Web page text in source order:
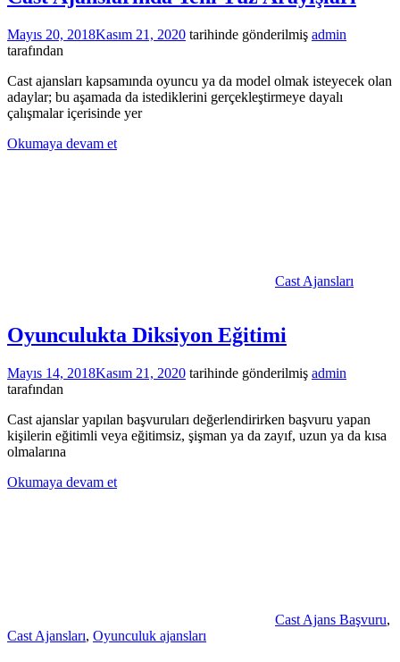
Mayıs 20, 2018Kasım 21, 2020 tarihinde gönderilmiş admin
tarafından
Cast ajansları kapsamında oyuncu ya da model olmak isteyecek olan
adaylar; bu aşamada da istediklerini gerçekleştirmeye dayalı
çalışmalar içerisinde yer
Okumaya devam et
Cast Ajansları
Oyunculukta Diksiyon Eğitimi
Mayıs 14, 2018Kasım 21, 2020 tarihinde gönderilmiş admin
tarafından
Cast ajanslar yapılan başvuruları değerlendirirken başvuru yapan
kişilerin eğitimli veya eğitimsiz, şişman ya da zayıf, uzun ya da kısa
olmalarına
Okumaya devam et
Cast Ajans Başvuru,
Cast Ajansları, Oyunculuk ajansları